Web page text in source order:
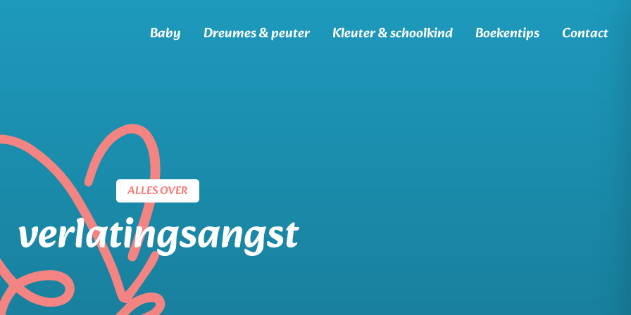
Baby Dreumes & peuter Kleuter & schoolkind Boekentips Contact
ALLES OVER
verlatingsangst